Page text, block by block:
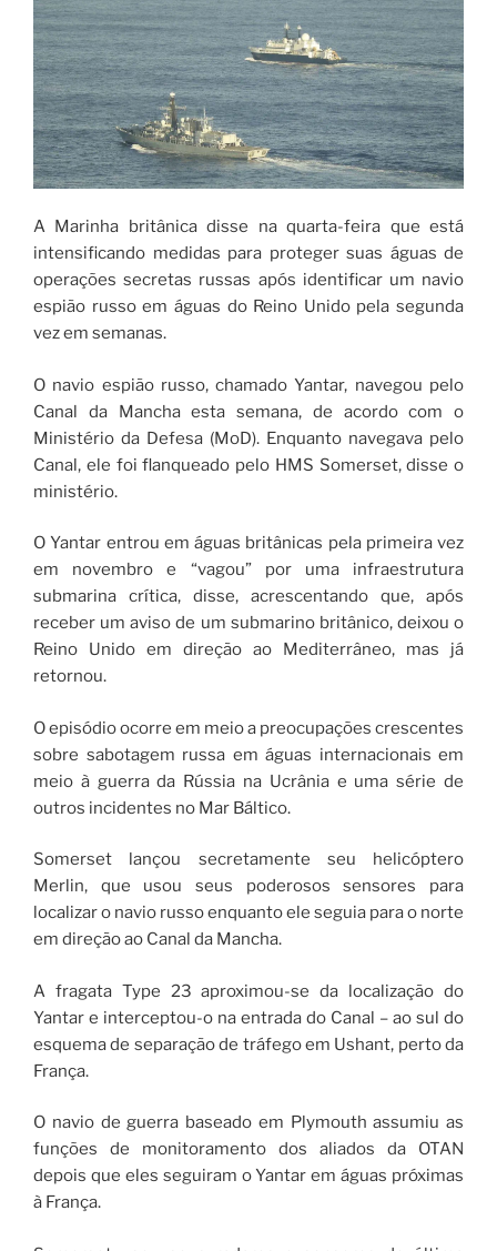
A Marinha britânica disse na quarta-feira que está
intensificando medidas para proteger suas águas de
operações secretas russas após identificar um navio
espião russo em águas do Reino Unido pela segunda
vez em semanas.
O navio espião russo, chamado Yantar, navegou pelo
Canal da Mancha esta semana, de acordo com o
Ministério da Defesa (MoD). Enquanto navegava pelo
Canal, ele foi flanqueado pelo HMS Somerset, disse o
ministério.
O Yantar entrou em águas britânicas pela primeira vez
em novembro e “vagou” por uma infraestrutura
submarina crítica, disse, acrescentando que, após
receber um aviso de um submarino britânico, deixou o
Reino Unido em direção ao Mediterrâneo, mas já
retornou.
O episódio ocorre em meio a preocupações crescentes
sobre sabotagem russa em águas internacionais em
meio à guerra da Rússia na Ucrânia e uma série de
outros incidentes no Mar Báltico.
Somerset lançou secretamente seu helicóptero
Merlin, que usou seus poderosos sensores para
localizar o navio russo enquanto ele seguia para o norte
em direção ao Canal da Mancha.
A fragata Type 23 aproximou-se da localização do
Yantar e interceptou-o na entrada do Canal – ao sul do
esquema de separação de tráfego em Ushant, perto da
França.
O navio de guerra baseado em Plymouth assumiu as
funções de monitoramento dos aliados da OTAN
depois que eles seguiram o Yantar em águas próximas
à França.